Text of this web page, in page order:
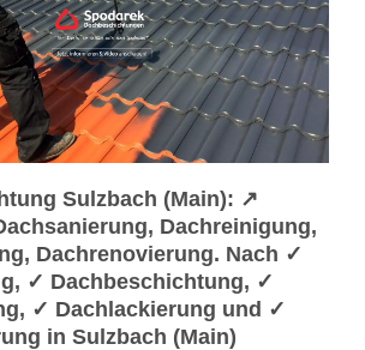
Sulzbach (Main): ↗️
Dachreinigung,
Dachrenovierung. Nach ✓
✓ Dachbeschichtung, ✓
✓ Dachlackierung und ✓
in Sulzbach (Main)